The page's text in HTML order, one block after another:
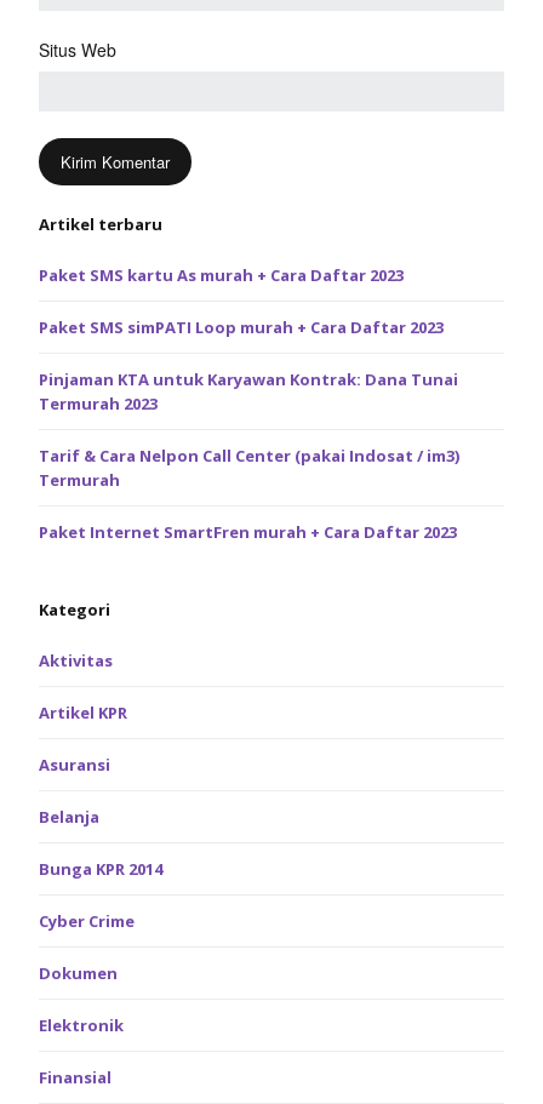
Situs Web
Artikel terbaru
Paket SMS kartu As murah + Cara Daftar 2023
Paket SMS simPATI Loop murah + Cara Daftar 2023
Pinjaman KTA untuk Karyawan Kontrak: Dana Tunai
Termurah 2023
Tarif & Cara Nelpon Call Center (pakai Indosat / im3)
Termurah
Paket Internet SmartFren murah + Cara Daftar 2023
Kategori
Aktivitas
Artikel KPR
Asuransi
Belanja
Bunga KPR 2014
Cyber Crime
Dokumen
Elektronik
Finansial